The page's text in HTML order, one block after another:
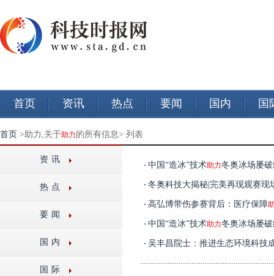
首页 资讯 热点 要闻 国内 国
首页 >助力,关于助力的所有信息> 列表
资讯
热点
要闻
国内
国际
中国“造冰”技术助力冬奥冰场屡
冬奥科技大揭秘|完美再现观赛现
高弘博带伤参赛背后：医疗保障
中国“造冰”技术助力冬奥冰场屡
吴丰昌院士：推进生态环境科技